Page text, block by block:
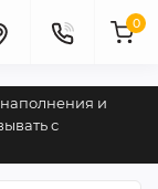
и
с
0